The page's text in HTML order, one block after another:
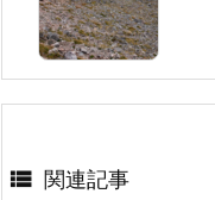
 関連記事